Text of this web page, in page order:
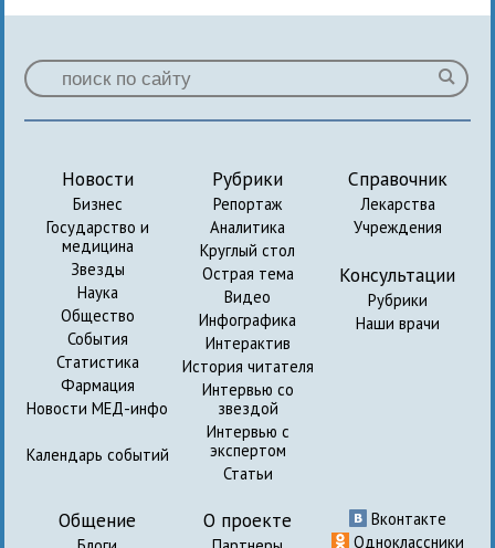
Новости
Бизнес
Государство и
медицина
Звезды
Наука
Общество
События
Статистика
Фармация
Новости МЕД-инфо
Календарь событий
Рубрики
Репортаж
Аналитика
Круглый стол
Острая тема
Видео
Инфографика
Интерактив
История читателя
Интервью со
звездой
Интервью с
экспертом
Статьи
Справочник
Лекарства
Учреждения
Консультации
Рубрики
Наши врачи
Общение О проекте
Вконтакте
Одноклассники